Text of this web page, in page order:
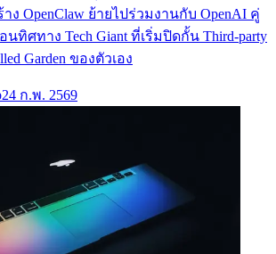
ง OpenClaw ย้ายไปร่วมงานกับ OpenAI คู่
ศทาง Tech Giant ที่เริ่มปิดกั้น Third-party
Garden ของตัวเอง
24 ก.พ. 2569